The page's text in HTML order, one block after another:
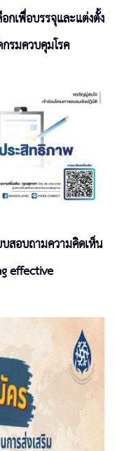
กเพื่อบรรจุและแต่งตั้ง
รมควบคุมโรค
สอบถามความคิดเห็น
effective